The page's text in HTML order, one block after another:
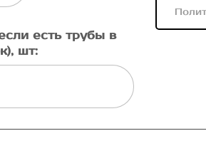
есть трубы в
шт: